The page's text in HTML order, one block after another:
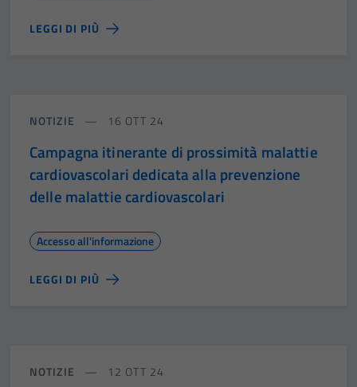
LEGGI DI PIÙ
NOTIZIE 16 OTT 24
Campagna itinerante di prossimità malattie
cardiovascolari dedicata alla prevenzione
delle malattie cardiovascolari
Accesso all'informazione
LEGGI DI PIÙ
NOTIZIE 12 OTT 24